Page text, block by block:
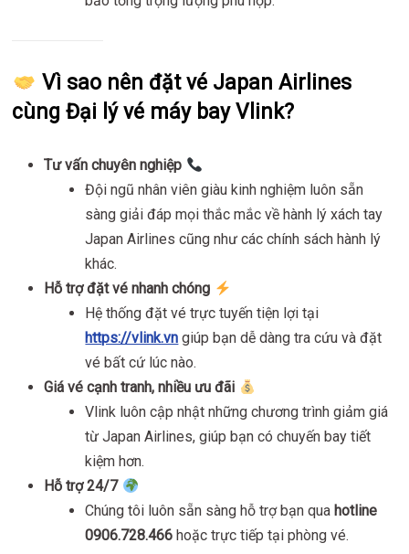
Vì sao nên đặt vé Japan Airlines
cùng Đại lý vé máy bay Vlink?
Tư vấn chuyên nghiệp
Đội ngũ nhân viên giàu kinh nghiệm luôn sẵn
sàng giải đáp mọi thắc mắc về hành lý xách tay
Japan Airlines cũng như các chính sách hành lý
khác.
Hỗ trợ đặt vé nhanh chóng
Hệ thống đặt vé trực tuyến tiện lợi tại
https://vlink.vn giúp bạn dễ dàng tra cứu và đặt
vé bất cứ lúc nào.
Giá vé cạnh tranh, nhiều ưu đãi
Vlink luôn cập nhật những chương trình giảm giá
từ Japan Airlines, giúp bạn có chuyến bay tiết
kiệm hơn.
Hỗ trợ 24/7
Chúng tôi luôn sẵn sàng hỗ trợ bạn qua hotline
0906.728.466 hoặc trực tiếp tại phòng vé.